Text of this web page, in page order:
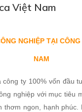
Việt Nam
NGHIỆP TẠI
NAM
công ty 100% vốn đầu
nghiệp với mục tiêu
thơm ngon, hạnh phúc.